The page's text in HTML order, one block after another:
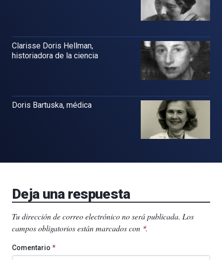
Clarisse Doris Hellman,
historiadora de la ciencia
Doris Bartuska, médica
Deja una respuesta
Tu dirección de correo electrónico no será publicada. Los
campos obligatorios están marcados con *.
Comentario *